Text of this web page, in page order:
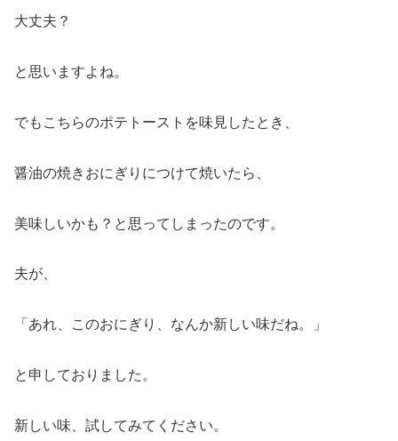
大丈夫？
と思いますよね。
でもこちらのポテトーストを味見したとき、
醤油の焼きおにぎりにつけて焼いたら、
美味しいかも？と思ってしまったのです。
夫が、
「あれ、このおにぎり、なんか新しい味だね。」
と申しておりました。
新しい味、試してみてください。